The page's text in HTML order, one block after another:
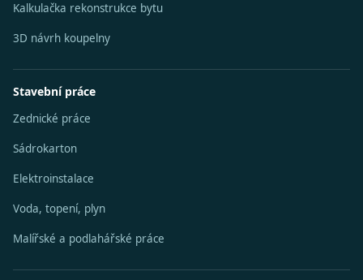
Kalkulačka rekonstrukce bytu
3D návrh koupelny
Stavební práce
Zednické práce
Sádrokarton
Elektroinstalace
Voda, topení, plyn
Malířské a podlahářské práce